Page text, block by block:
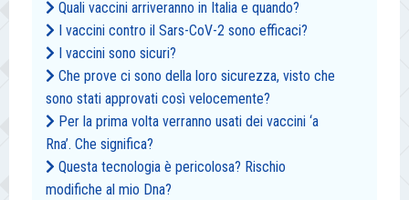
Quali vaccini arriveranno in Italia e quando?
I vaccini contro il Sars-CoV-2 sono efficaci?
I vaccini sono sicuri?
Che prove ci sono della loro sicurezza, visto che
sono stati approvati così velocemente?
Per la prima volta verranno usati dei vaccini ‘a
Rna’. Che significa?
Questa tecnologia è pericolosa? Rischio
modifiche al mio Dna?